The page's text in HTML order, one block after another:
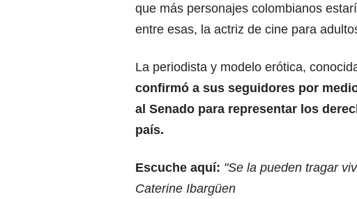
que más personajes colombianos
entre esas, la actriz de cine para
La periodista y modelo erótica,
confirmó a sus seguidores por
al Senado para representar los
país.
Escuche aquí: "Se la pueden tragar
Caterine Ibargüen